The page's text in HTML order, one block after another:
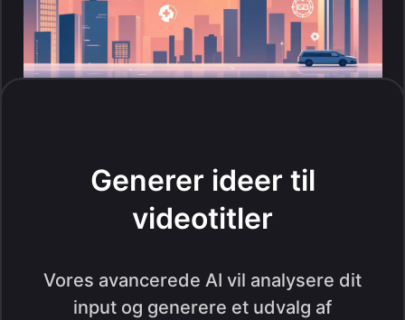
Generer ideer til
videotitler
Vores avancerede AI vil analysere dit
input og generere et udvalg af